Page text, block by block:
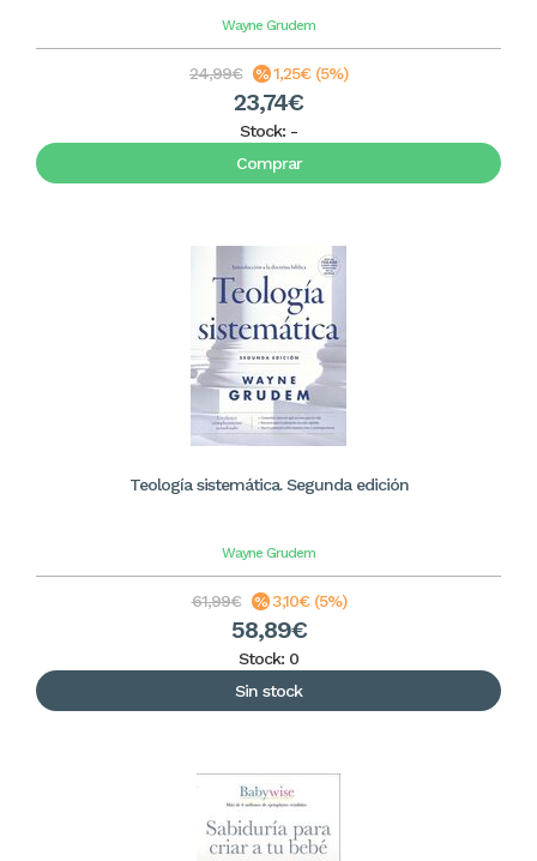
Wayne Grudem
24,99€ 1,25€ (5%)
23,74€
Stock: -
Comprar
Teología sistemática. Segunda edición
Wayne Grudem
61,99€ 3,10€ (5%)
58,89€
Stock: 0
Sin stock